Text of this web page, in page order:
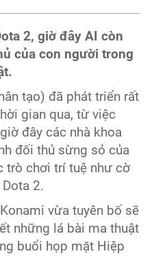
2, giờ đây AI còn
của con người trong
tạo) đã phát triển rất
gian qua, từ việc
đây các nhà khoa
đối thủ sừng sỏ của
trò chơi trí tuệ như cờ
2.
vừa tuyên bố sẽ
những lá bài ma thuật
buổi họp mặt Hiệp